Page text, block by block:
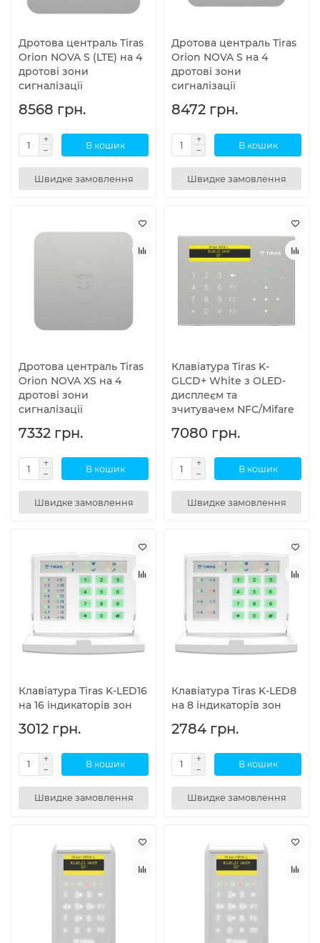
Дротова централь Tiras
Orion NOVA S (LTE) на 4
дротові зони
сигналізації
8568 грн.
В кошик
Швидке замовлення
Дротова централь Tiras
Orion NOVA S на 4
дротові зони
сигналізації
8472 грн.
В кошик
Швидке замовлення
Дротова централь Tiras
Orion NOVA XS на 4
дротові зони
сигналізації
7332 грн.
В кошик
Швидке замовлення
Клавіатура Tiras K-
GLCD+ White з OLED-
дисплеєм та
зчитувачем NFC/Mifare
7080 грн.
В кошик
Швидке замовлення
Клавіатура Tiras K-LED16
на 16 індикаторів зон
3012 грн.
В кошик
Швидке замовлення
Клавіатура Tiras K-LED8
на 8 індикаторів зон
2784 грн.
В кошик
Швидке замовлення